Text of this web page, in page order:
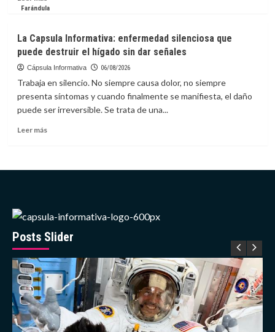
2030
más
actualiza
mapa
geológico
Luna
con
Chang’e-
Farándula
La Capsula Informativa: enfermedad silenciosa que
puede destruir el hígado sin dar señales
Cápsula Informativa 06/08/2026
Trabaja en silencio. No siempre causa dolor, no siempre
presenta síntomas y cuando finalmente se manifiesta, el daño
puede ser irreversible. Se trata de una...
Leer másLeer
que
puede
el
hígado
sin
dar
señales
Posts Slider